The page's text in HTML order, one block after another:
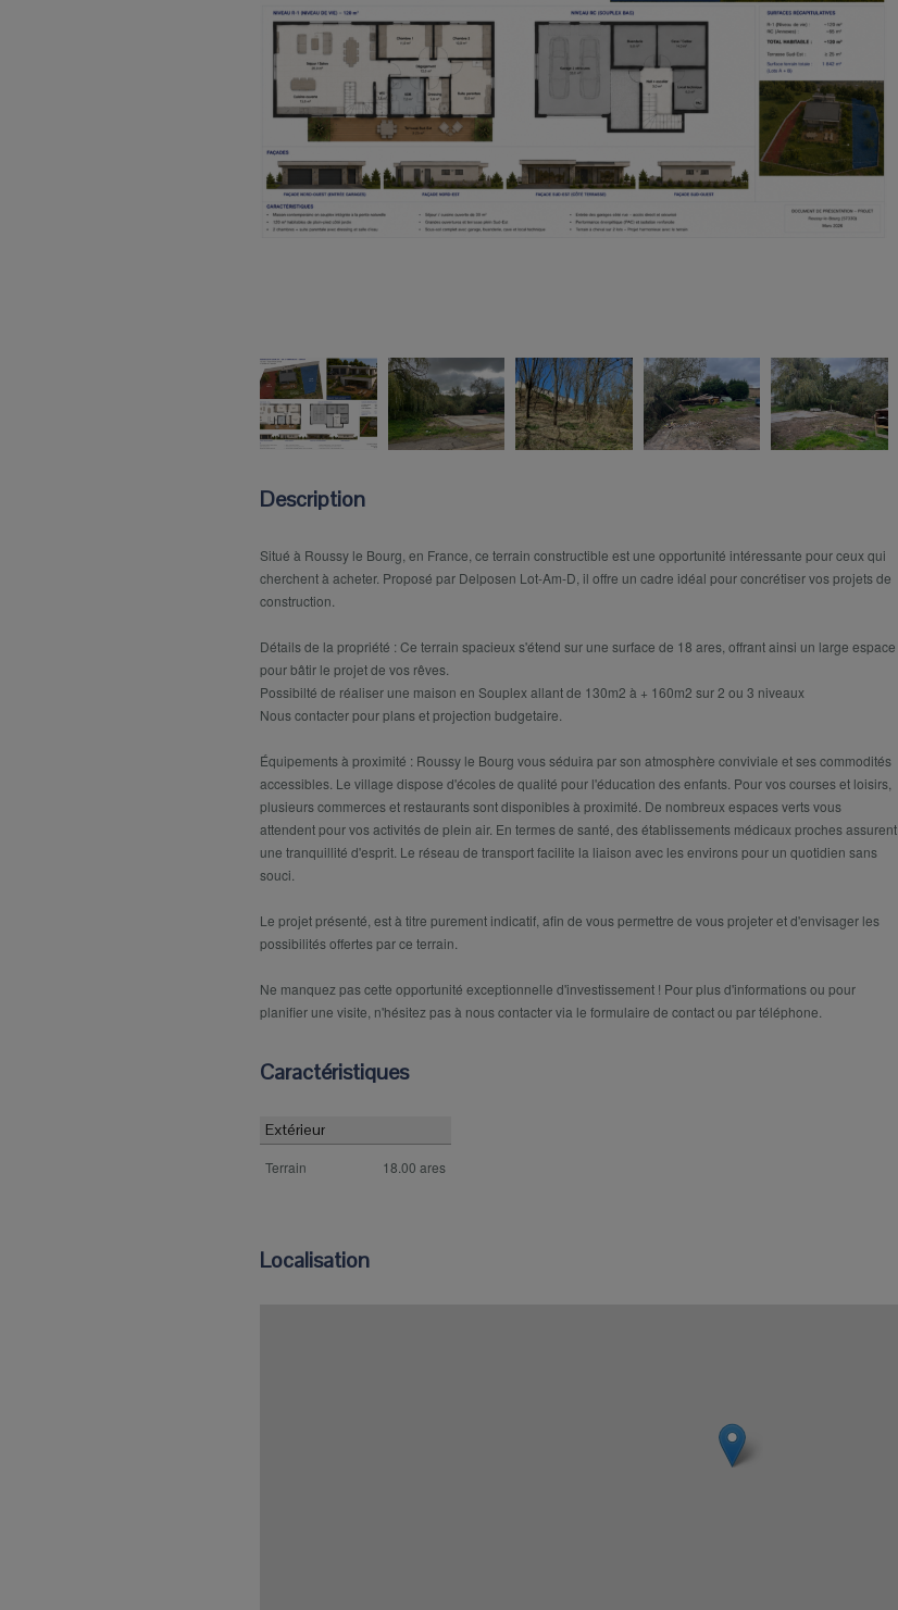
Description
Situé à Roussy le Bourg, en France, ce terrain constructible est une opportunité intéressante pour ceux qui
cherchent à acheter. Proposé par Delposen Lot-Am-D, il offre un cadre idéal pour concrétiser vos projets de
construction.
Détails de la propriété : Ce terrain spacieux s'étend sur une surface de 18 ares, offrant ainsi un large espace
pour bâtir le projet de vos rêves.
Possibilté de réaliser une maison en Souplex allant de 130m2 à + 160m2 sur 2 ou 3 niveaux
Nous contacter pour plans et projection budgetaire.
Équipements à proximité : Roussy le Bourg vous séduira par son atmosphère conviviale et ses commodités
accessibles. Le village dispose d'écoles de qualité pour l'éducation des enfants. Pour vos courses et loisirs,
plusieurs commerces et restaurants sont disponibles à proximité. De nombreux espaces verts vous
attendent pour vos activités de plein air. En termes de santé, des établissements médicaux proches assurent
une tranquillité d'esprit. Le réseau de transport facilite la liaison avec les environs pour un quotidien sans
souci.
Le projet présenté, est à titre purement indicatif, afin de vous permettre de vous projeter et d'envisager les
possibilités offertes par ce terrain.
Ne manquez pas cette opportunité exceptionnelle d'investissement ! Pour plus d'informations ou pour
planifier une visite, n'hésitez pas à nous contacter via le formulaire de contact ou par téléphone.
Caractéristiques
Extérieur
Terrain 18.00 ares
Localisation